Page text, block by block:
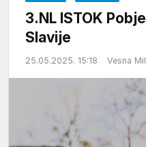
3.NL ISTOK
Slavije
25.05.2025. 15:18 Vesna